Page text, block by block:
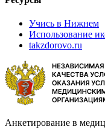
Учись в Нижнем
Использование
takzdorovo.ru
Анкетирование в